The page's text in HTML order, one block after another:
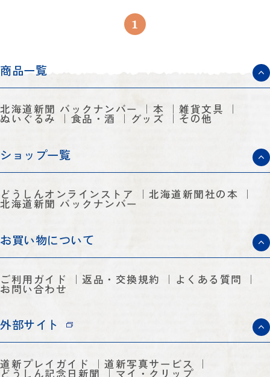
1
商品一覧
北海道新聞 バックナンバー 本 雑貨文具
ぬいぐるみ 食品・酒 グッズ その他
ショップ一覧
どうしんオンラインストア 北海道新聞社の本
北海道新聞 バックナンバー
お買い物について
ご利用ガイド 返品・交換規約 よくある質問
お問い合わせ
外部サイト
道新プレイガイド 道新写真サービス
どうしん記念日新聞 マイ・クリップ